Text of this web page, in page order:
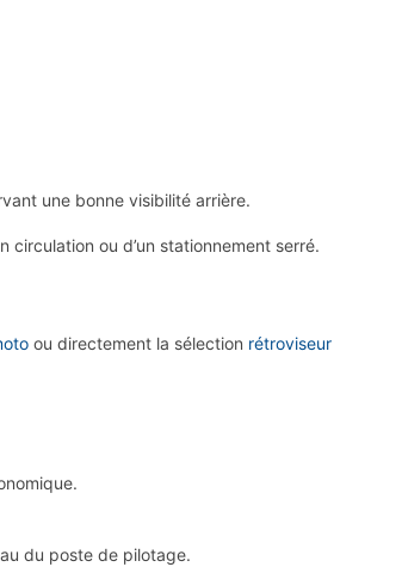
une bonne visibilité arrière.
circulation ou d’un stationnement serré.
ou directement la sélection rétroviseur
du poste de pilotage.